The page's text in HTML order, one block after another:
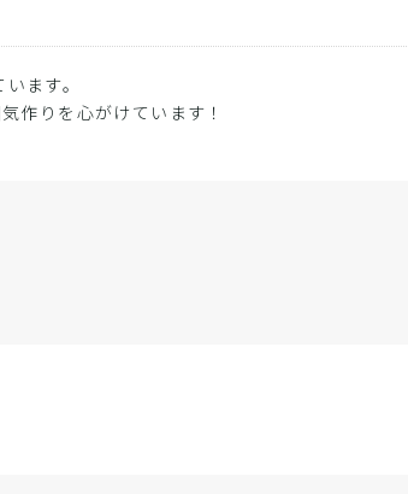
ます。
作りを心がけています！